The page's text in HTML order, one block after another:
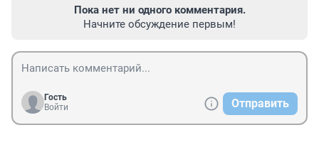
Пока нет ни одного комментария.
Начните обсуждение первым!
Гость
Войти
Отправить